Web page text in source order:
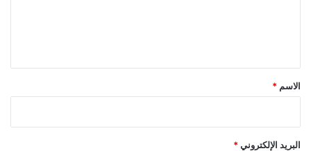
*
الاسم *
البريد الإلكتروني *